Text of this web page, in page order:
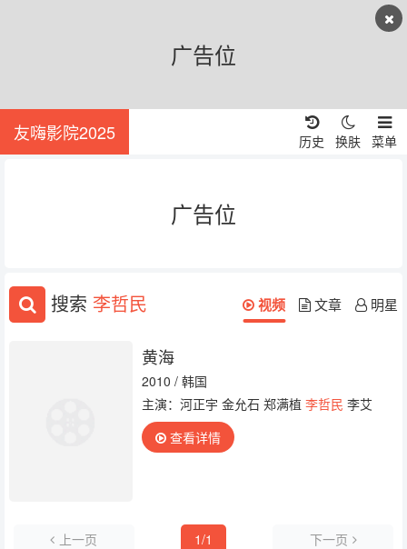
广告位
友嗨影院2025 菜单
换肤
历史
广告位
搜索 李哲民 视频 文章 明星
黄海
2010 / 韩国
主演：河正宇 金允石 郑满植 李哲民 李艾
查看详情
上一页 1/1 下一页